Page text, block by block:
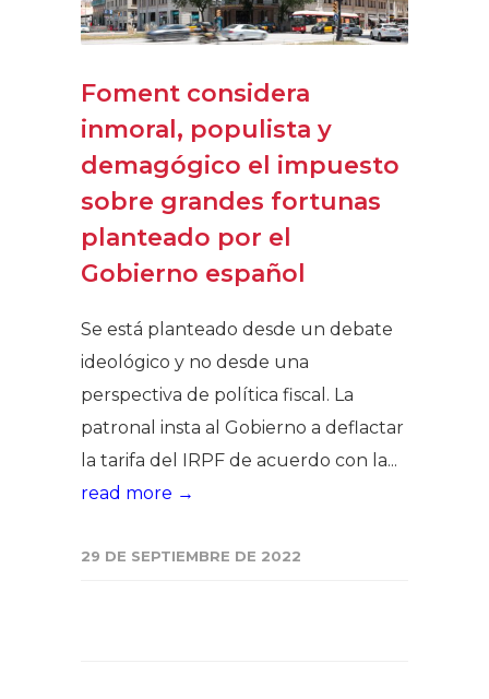
Foment considera
inmoral, populista y
demagógico el impuesto
sobre grandes fortunas
planteado por el
Gobierno español
Se está planteado desde un debate
ideológico y no desde una
perspectiva de política fiscal. La
patronal insta al Gobierno a deflactar
la tarifa del IRPF de acuerdo con la...
read more →
29 DE SEPTIEMBRE DE 2022